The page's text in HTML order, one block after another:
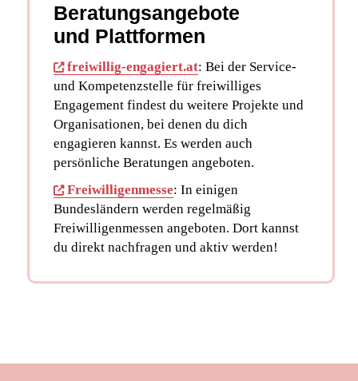
Beratungsangebote
und Plattformen
freiwillig-engagiert.at: Bei der Service-
und Kompetenzstelle für freiwilliges
Engagement findest du weitere Projekte und
Organisationen, bei denen du dich
engagieren kannst. Es werden auch
persönliche Beratungen angeboten.
Freiwilligenmesse: ​In einigen
Bundesländern werden regelmäßig
Freiwilligenmessen angeboten. Dort kannst
du direkt nachfragen und aktiv werden!